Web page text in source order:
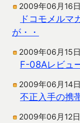
2009年06月16日
ドコモメルマ
が・・
2009年06月15日
F-08Aレビュ
2009年06月14日
不正入手の携
2009年06月12日